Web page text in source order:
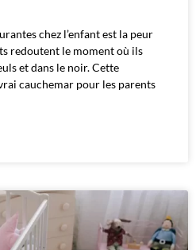
chez l’enfant est la peur
redoutent le moment où ils
et dans le noir. Cette
cauchemar pour les parents